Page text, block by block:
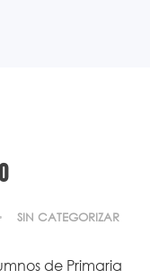
SIN CATEGORIZAR
de Primaria